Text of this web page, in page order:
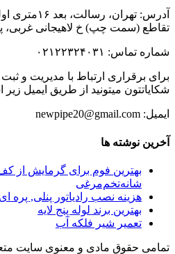
آدرس: تهران،
تقاطع (سمت چپ) خ لاهیجانی غربی، پلاک
شماره تماس: ۰۲۱۲۲۳۲۴۰۳۱
برای برقراری ارتباط با مدیریت و ثبت
شکایاتتون میتونید از طریق ایمیل زیر
ایمیل: newpipe20@gmail.com
آخرین نوشته ها
شانه‌تخم‌مرغی
هزینه نصب رادیاتور پنلی, پره ای
بهترین برند لوله پنج لایه
تعمیر شیر فلکه آب
تمامی حقوق مادی و معنوی سایت